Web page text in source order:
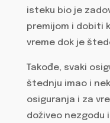
isteku bio je
premijom i dobiti
vreme dok je
Takođe, svaki
štednju imao i
osiguranja i za
doživeo nezgodu